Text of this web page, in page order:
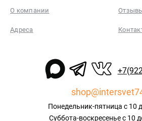
О компании
Адреса
Понедельник-пятница с 10
Суббота-воскресенье с 10